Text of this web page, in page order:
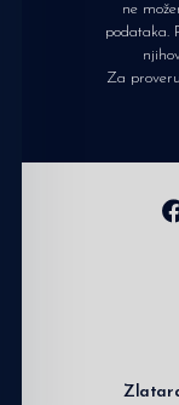
ne
podataka.
Za